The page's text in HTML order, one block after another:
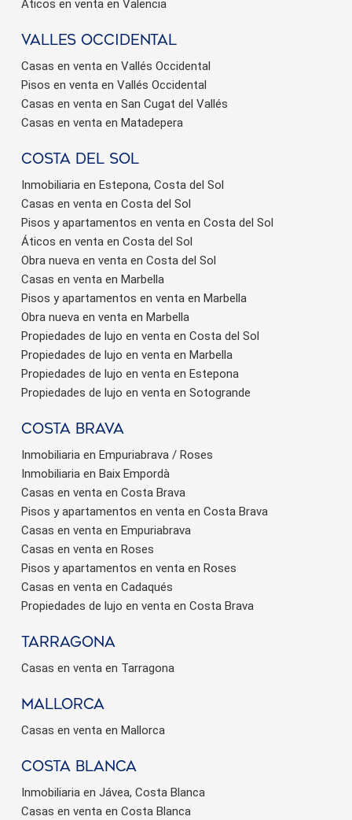
Áticos en venta en Valencia
valles occidental
Casas en venta en Vallés Occidental
Pisos en venta en Vallés Occidental
Casas en venta en San Cugat del Vallés
Casas en venta en Matadepera
Costa del sol
Inmobiliaria en Estepona, Costa del Sol
Casas en venta en Costa del Sol
Pisos y apartamentos en venta en Costa del Sol
Áticos en venta en Costa del Sol
Obra nueva en venta en Costa del Sol
Casas en venta en Marbella
Pisos y apartamentos en venta en Marbella
Obra nueva en venta en Marbella
Propiedades de lujo en venta en Costa del Sol
Propiedades de lujo en venta en Marbella
Propiedades de lujo en venta en Estepona
Propiedades de lujo en venta en Sotogrande
Costa brava
Inmobiliaria en Empuriabrava / Roses
Inmobiliaria en Baix Empordà
Casas en venta en Costa Brava
Pisos y apartamentos en venta en Costa Brava
Casas en venta en Empuriabrava
Casas en venta en Roses
Pisos y apartamentos en venta en Roses
Casas en venta en Cadaqués
Propiedades de lujo en venta en Costa Brava
Tarragona
Casas en venta en Tarragona
Mallorca
Casas en venta en Mallorca
Costa Blanca
Inmobiliaria en Jávea, Costa Blanca
Casas en venta en Costa Blanca